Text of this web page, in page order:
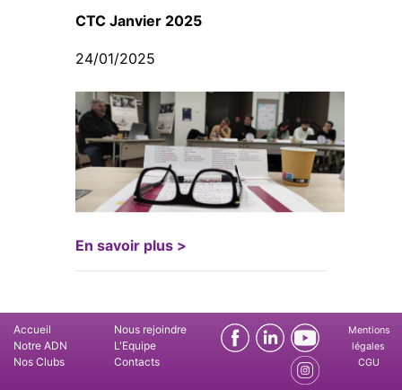
CTC Janvier 2025
24/01/2025
En savoir plus >
Accueil
Notre ADN
Nos Clubs
Nous rejoindre
L'Equipe
Contacts
Mentions
légales
CGU